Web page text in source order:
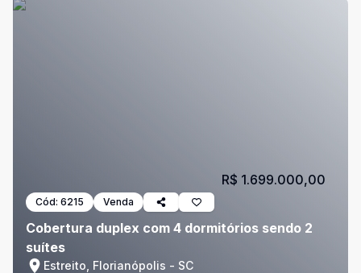
Cód: 6215 Venda
Cobertura duplex com 4 dormitórios sendo 2
suítes
Estreito, Florianópolis - SC
R$ 1.699.000,00